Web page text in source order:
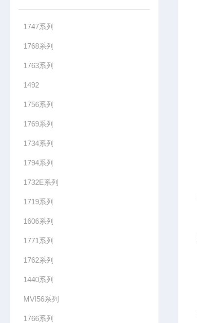
1747系列
1768系列
1763系列
1492
1756系列
1769系列
1734系列
1794系列
1732E系列
1719系列
1606系列
1771系列
1762系列
1440系列
MVI56系列
1766系列